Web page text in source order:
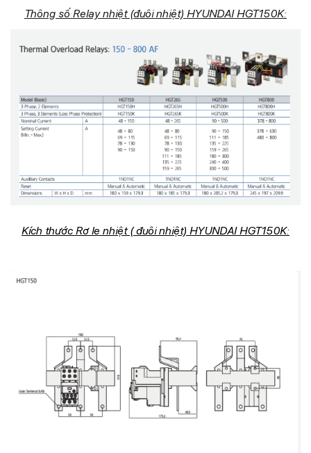
Thông số Relay nhiệt (đuôi nhiệt) HYUNDAI HGT150K:
Kích thước Rơ le nhiệt ( đuôi nhiệt) HYUNDAI HGT150K: